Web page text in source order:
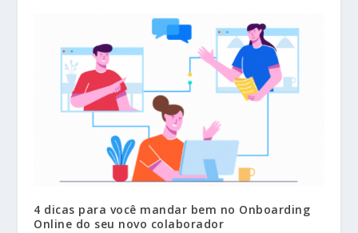
4 dicas para você mandar bem no Onboarding
Online do seu novo colaborador